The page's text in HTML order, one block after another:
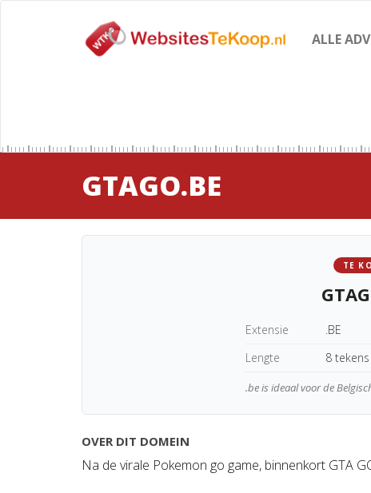
ALLE
GTAGO.BE
TE
Extensie
.BE
Lengte
8 tekens
.be is ideaal voor de
OVER DIT DOMEIN
Na de virale Pokemon go game, binnenkort GTA